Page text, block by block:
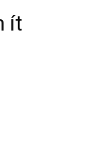
ít